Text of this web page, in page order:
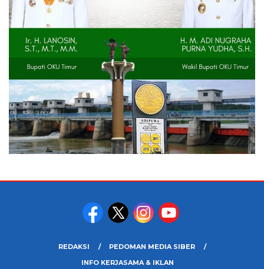
REDAKSI
PEDOMAN MEDIA SIBER
INFO KERJASAMA & IKLAN